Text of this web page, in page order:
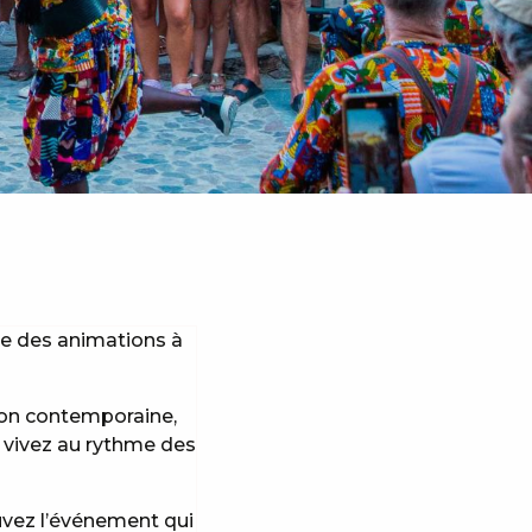
des animations à
contemporaine,
au rythme des
l’événement qui